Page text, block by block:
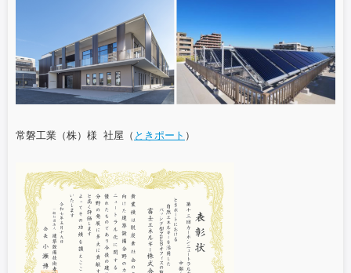
常磐工業（株）様 社屋（ ときポート ）